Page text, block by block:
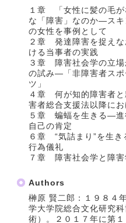
１章 「女性に髪の毛が
な「障害」なのか―ス
の女性を事例として
２章 発達障害を捉え
ける当事者の実践
３章 障害社会学の立場
の試み―「非障害者スポ
ツ」
４章 何が知的障害者
害者総合支援法以降に
５章 蝙蝠を生きる―進
自己の肯定
６章 “気詰まり”を生
行為儀礼
７章 障害社会学と障害
Authors
榊原 賢二郎：１９８４
学大学院総合文化研究
術）。２０１７年に第